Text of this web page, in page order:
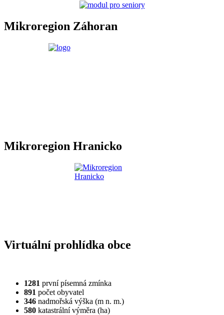
Mikroregion Záhoran
Mikroregion Hranicko
Virtuální prohlídka obce
1281 první písemná zmínka
891 počet obyvatel
346 nadmořská výška (m n. m.)
580 katastrální výměra (ha)